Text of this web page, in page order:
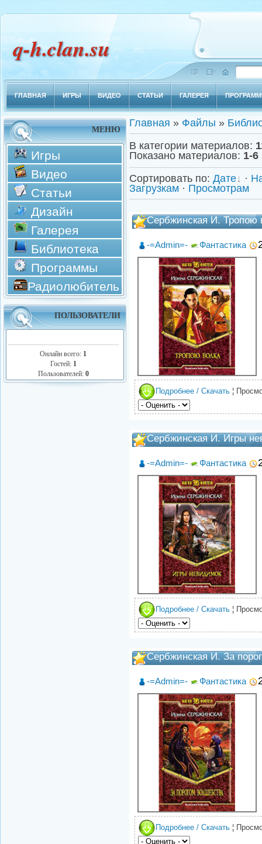
q-h.clan.su
ГЛАВНАЯ ИГРЫ ВИДЕО СТАТЬИ ГАЛЕРЕЯ
МЕНЮ
Игры
Видео
Статьи
Дизайн
Галерея
Библиотека
Программы
Радиолюбитель
ПОЛЬЗОВАТЕЛИ
Онлайн всего: 1
Гостей: 1
Пользователей: 0
Главная » Файлы »
В категории материалов:
Показано материалов: 1-6
Сортировать по: Дате ·
Загрузкам · Просмотрам
Сербжинская И. Тропою
-=Admin=- Фантастика
Подробнее / Скачать ¦
Сербжинская И. Игры
-=Admin=- Фантастика
Подробнее / Скачать ¦
Сербжинская И. За
-=Admin=- Фантастика
Подробнее / Скачать ¦